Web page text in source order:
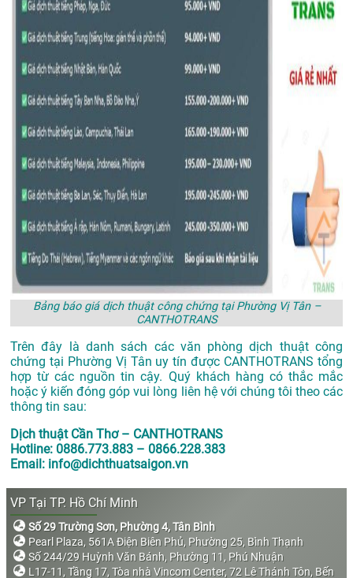
Bảng báo giá dịch thuật công chứng tại Phường Vị Tân –
CANTHOTRANS
Trên đây là danh sách các văn phòng dịch thuật công
chứng tại Phường Vị Tân uy tín được CANTHOTRANS tổng
hợp từ các nguồn tin cậy. Quý khách hàng có thắc mắc
hoặc ý kiến đóng góp vui lòng liên hệ với chúng tôi theo các
thông tin sau:
Dịch thuật Cần Thơ – CANTHOTRANS
Hotline: 0886.773.883 – 0866.228.383
Email: info@dichthuatsaigon.vn
VP Tại TP. Hồ Chí Minh
Số 29 Trường Sơn, Phường 4, Tân Bình
Pearl Plaza, 561A Điện Biên Phủ, Phường 25, Bình Thạnh
Số 244/29 Huỳnh Văn Bánh, Phường 11, Phú Nhuận
L17-11, Tầng 17, Tòa nhà Vincom Center, 72 Lê Thánh Tôn, Bến